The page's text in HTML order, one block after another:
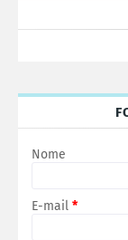
Nome
E-mail *